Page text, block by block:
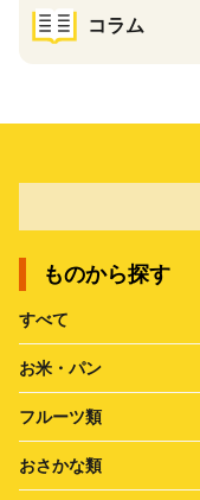
コラム
ものから探す
すべて
お米・パン
フルーツ類
おさかな類